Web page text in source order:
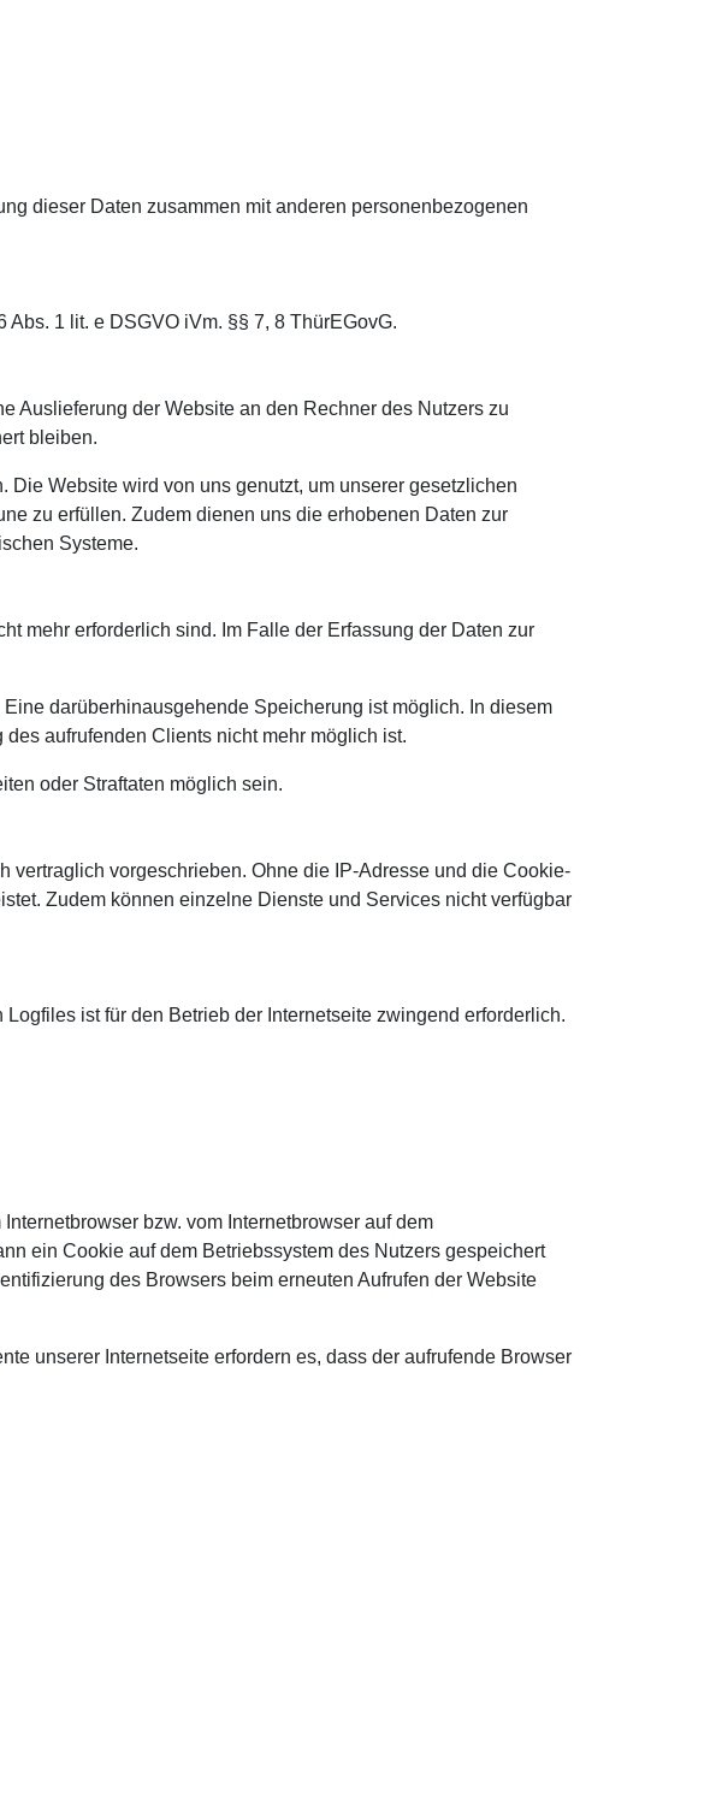
dieser Daten zusammen mit anderen personenbezogenen
1 lit. e DSGVO iVm. §§ 7, 8 ThürEGovG.
Auslieferung der Website an den Rechner des Nutzers zu
bleiben.
Website wird von uns genutzt, um unserer gesetzlichen
zu erfüllen. Zudem dienen uns die erhobenen Daten zur
Systeme.
mehr erforderlich sind. Im Falle der Erfassung der Daten zur
darüberhinausgehende Speicherung ist möglich. In diesem
aufrufenden Clients nicht mehr möglich ist.
oder Straftaten möglich sein.
vorgeschrieben. Ohne die IP-Adresse und die Cookie-
Zudem können einzelne Dienste und Services nicht verfügbar
ist für den Betrieb der Internetseite zwingend erforderlich.
bzw. vom Internetbrowser auf dem
ein Cookie auf dem Betriebssystem des Nutzers gespeichert
des Browsers beim erneuten Aufrufen der Website
unserer Internetseite erfordern es, dass der aufrufende Browser